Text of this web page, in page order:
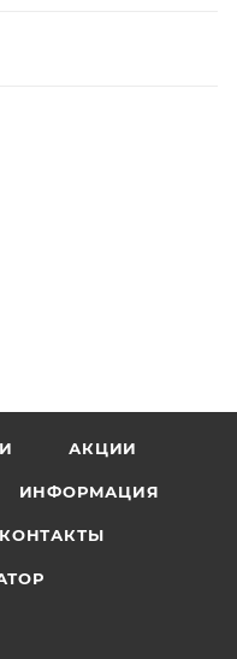
АКЦИИ
ИНФОРМАЦИЯ
КОНТАКТЫ